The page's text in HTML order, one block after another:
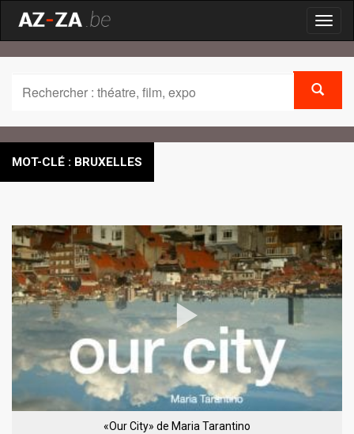
MOT-CLÉ : BRUXELLES
«Our City» de Maria Tarantino